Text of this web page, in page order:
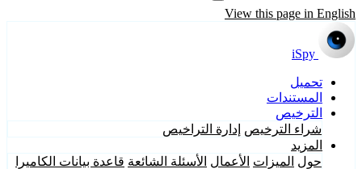
View this page in English
iSpy
تحميل
المستندات
الترخيص
شراء الترخيص إدارة التراخيص
المزيد
حول الميزات الأعمال الأسئلة الشائعة قاعدة بيانات الكاميرا